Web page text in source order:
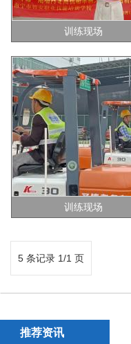
训练现场
训练现场
5 条记录 1/1 页
推荐资讯